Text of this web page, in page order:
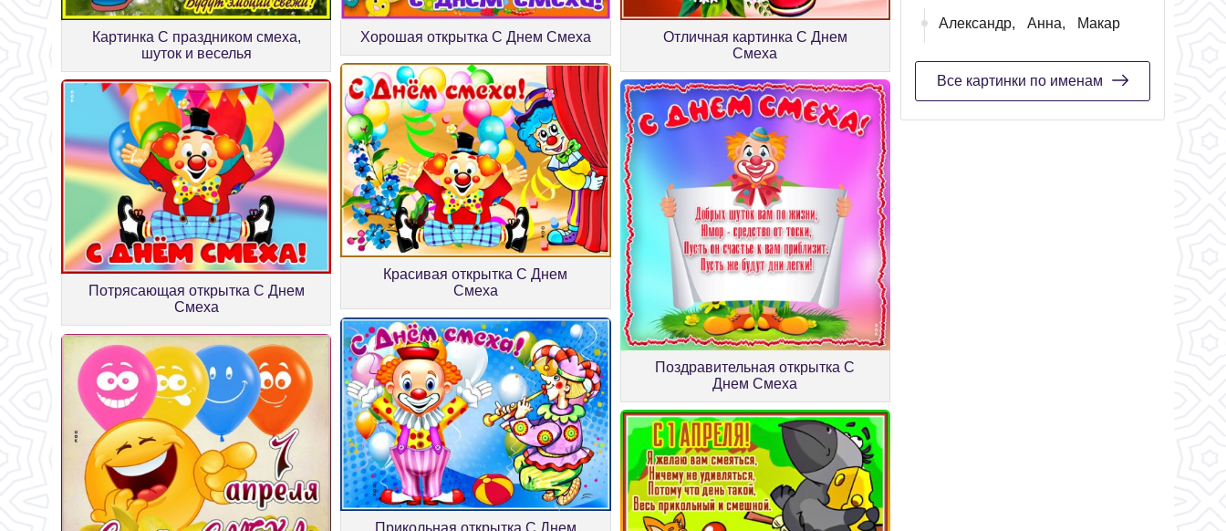
Картинка С праздником смеха,
шуток и веселья
Хорошая открытка С Днем Смеха
Отличная картинка С Днем
Смеха
Потрясающая открытка С Днем
Смеха
Красивая открытка С Днем
Смеха
Поздравительная открытка С
Днем Смеха
Александр, Анна, Макар
Все картинки по именам